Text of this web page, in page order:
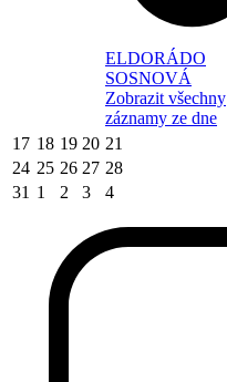
ELDORÁDO
SOSNOVÁ
Zobrazit všechny
záznamy ze dne
17 18 19 20 21
24 25 26 27 28
31 1 2 3 4